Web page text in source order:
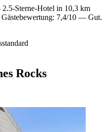
Sterne-Hotel in 10,3 km
7,4/10 — Gut.
Rocks